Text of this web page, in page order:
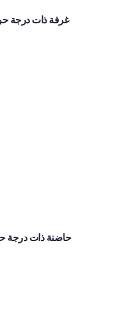
غرفة ذات درجة
حاضنة ذات درجة